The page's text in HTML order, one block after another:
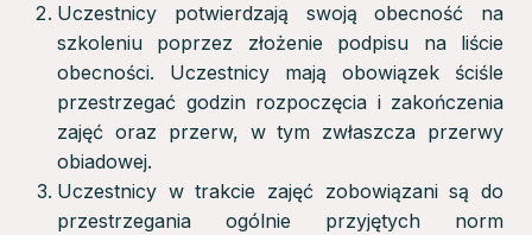
Uczestnicy potwierdzają swoją obecność na
szkoleniu poprzez złożenie podpisu na liście
obecności. Uczestnicy mają obowiązek ściśle
przestrzegać godzin rozpoczęcia i zakończenia
zajęć oraz przerw, w tym zwłaszcza przerwy
obiadowej.
Uczestnicy w trakcie zajęć zobowiązani są do
przestrzegania ogólnie przyjętych norm